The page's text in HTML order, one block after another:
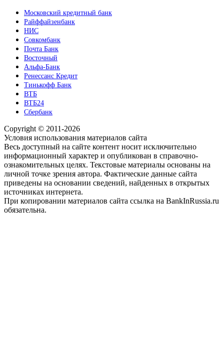
Московский кредитный банк
Райффайзенбанк
НИС
Совкомбанк
Почта Банк
Восточный
Альфа-Банк
Ренессанс Кредит
Тинькофф Банк
ВТБ
ВТБ24
Сбербанк
Copyright © 2011-2026
Условия использования материалов сайта
Весь доступный на сайте контент носит исключительно
информационный характер и опубликован в справочно-
ознакомительных целях. Текстовые материалы основаны на
личной точке зрения автора. Фактические данные сайта
приведены на основании сведений, найденных в открытых
источниках интернета.
При копировании материалов сайта ссылка на BankInRussia.ru
обязательна.